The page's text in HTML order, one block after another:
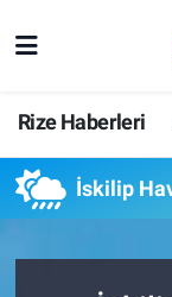
Rize Haberleri
İskilip